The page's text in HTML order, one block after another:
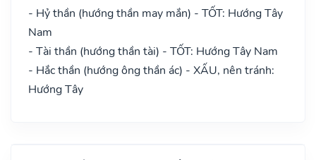
- Hỷ thần (hướng thần may mắn) - TỐT: Hướng Tây
Nam
- Tài thần (hướng thần tài) - TỐT: Hướng Tây Nam
- Hắc thần (hướng ông thần ác) - XẤU, nên tránh:
Hướng Tây